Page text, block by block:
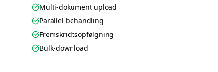
Multi-dokument upload
Parallel behandling
Fremskridtsopfølgning
Bulk-download